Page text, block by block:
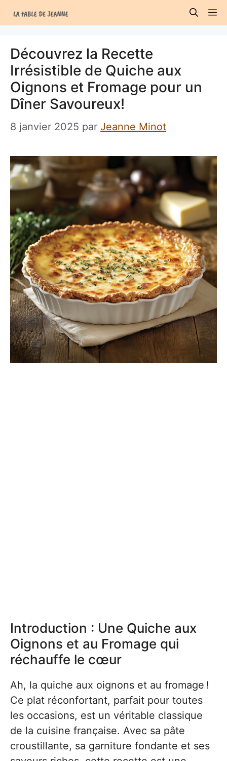
au
Découvrez la Recette
Irrésistible de Quiche aux
Oignons et Fromage pour un
Dîner Savoureux!
8 janvier 2025 par Jeanne Minot
Introduction : Une Quiche aux
Oignons et au Fromage qui
réchauffe le cœur
Ah, la quiche aux oignons et au fromage !
Ce plat réconfortant, parfait pour toutes
les occasions, est un véritable classique
de la cuisine française. Avec sa pâte
croustillante, sa garniture fondante et ses